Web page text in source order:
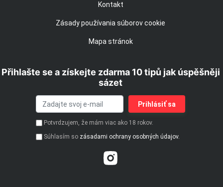
Kontakt
Zásady používania súborov cookie
Mapa stránok
Přihlašte se a získejte zdarma 10 tipů jak úspěšněji
sázet
Potvrdzujem, že mám viac ako 18 rokov.
Súhlasím so zásadami ochrany osobných údajov.